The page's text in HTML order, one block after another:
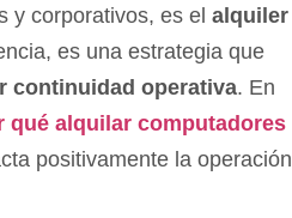
y corporativos, es el alquiler
es una estrategia que
continuidad operativa. En
qué alquilar computadores
positivamente la operación